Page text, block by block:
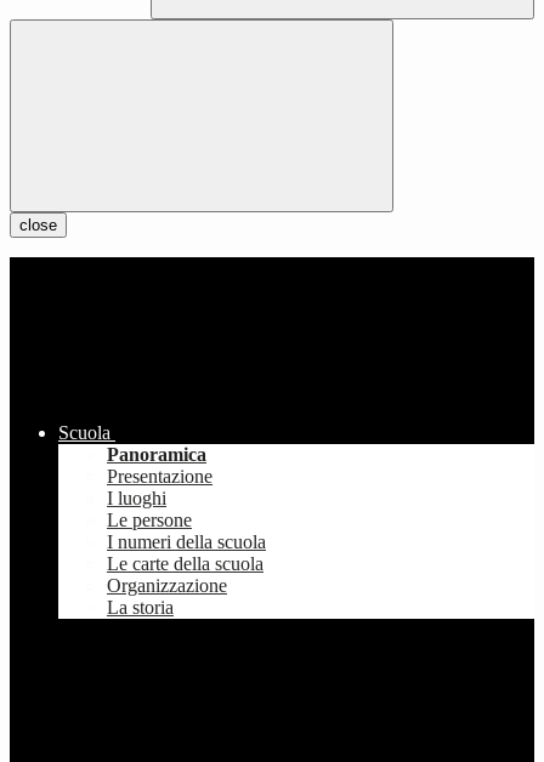
close
Scuola
Panoramica
Presentazione
I luoghi
Le persone
I numeri della scuola
Le carte della scuola
Organizzazione
La storia